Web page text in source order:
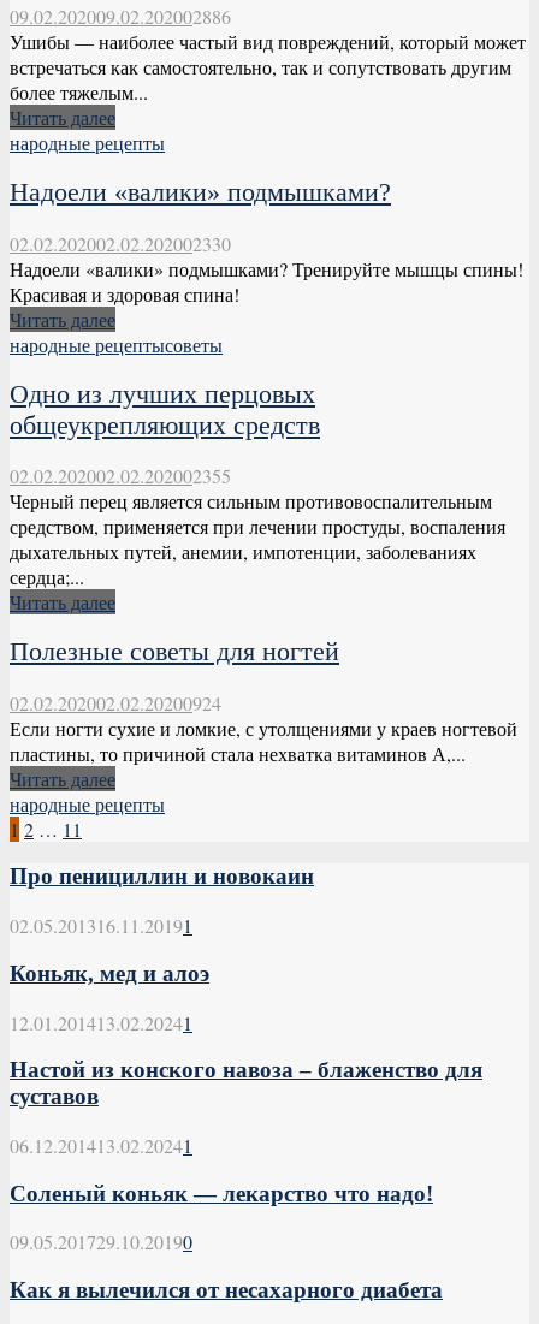
09.02.202009.02.202002886
Ушибы — наиболее частый вид повреждений, который может
встречаться как самостоятельно, так и сопутствовать другим
более тяжелым...
Читать далее
народные рецепты
Надоели «валики» подмышками?
02.02.202002.02.202002330
Надоели «валики» подмышками? Тренируйте мышцы спины!
Красивая и здоровая спина!
Читать далее
народные рецептысоветы
Одно из лучших перцовых
общеукрепляющих средств
02.02.202002.02.202002355
Черный перец является сильным противовоспалительным
средством, применяется при лечении простуды, воспаления
дыхательных путей, анемии, импотенции, заболеваниях
сердца;...
Читать далее
Полезные советы для ногтей
02.02.202002.02.20200924
Если ногти сухие и ломкие, с утолщениями у краев ногтевой
пластины, то причиной стала нехватка витаминов А,...
Читать далее
народные рецепты
Пагинация
записей
1 2 … 11
Про пенициллин и новокаин
02.05.201316.11.20191
Коньяк, мед и алоэ
12.01.201413.02.20241
Настой из конского навоза – блаженство для
суставов
06.12.201413.02.20241
Соленый коньяк — лекарство что надо!
09.05.201729.10.20190
Как я вылечился от несахарного диабета